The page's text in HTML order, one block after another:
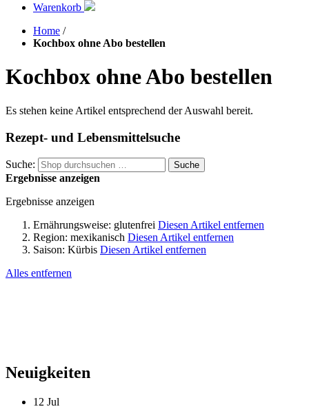
Warenkorb
Home /
Kochbox ohne Abo bestellen
Kochbox ohne Abo bestellen
Es stehen keine Artikel entsprechend der Auswahl bereit.
Rezept- und Lebensmittelsuche
Suche: Suche
Ergebnisse anzeigen
Ergebnisse anzeigen
Ernährungsweise: glutenfrei Diesen Artikel entfernen
Region: mexikanisch Diesen Artikel entfernen
Saison: Kürbis Diesen Artikel entfernen
Alles entfernen
Neuigkeiten
12 Jul